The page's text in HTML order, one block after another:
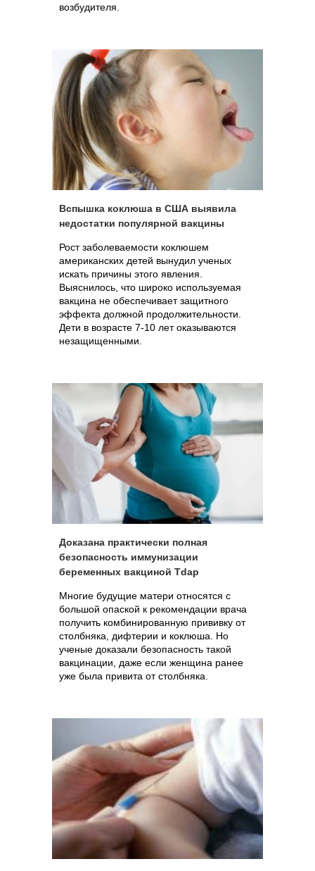
возбудителя.
Вспышка коклюша в США выявила
недостатки популярной вакцины
Рост заболеваемости коклюшем
американских детей вынудил ученых
искать причины этого явления.
Выяснилось, что широко используемая
вакцина не обеспечивает защитного
эффекта должной продолжительности.
Дети в возрасте 7-10 лет оказываются
незащищенными.
Доказана практически полная
безопасность иммунизации
беременных вакциной Tdap
Многие будущие матери относятся с
большой опаской к рекомендации врача
получить комбинированную прививку от
столбняка, дифтерии и коклюша. Но
ученые доказали безопасность такой
вакцинации, даже если женщина ранее
уже была привита от столбняка.